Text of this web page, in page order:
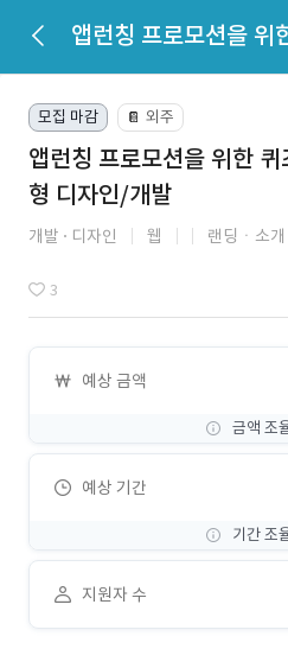
모집 마감 📔 외주
앱런칭 프로모션을 위한
형 디자인/개발
개발 디자인 웹 랜딩ㆍ소
3
예상 금액
금액 조
예상 기간
기간 조
지원자 수